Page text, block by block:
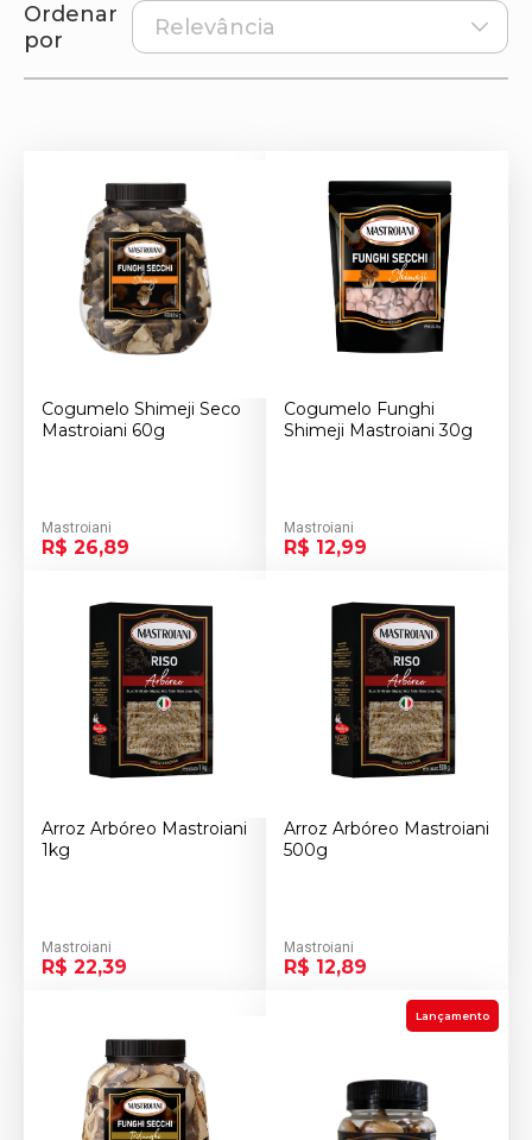
Ordenar
por
Cogumelo Shimeji Seco
Mastroiani 60g
Mastroiani
R$ 26,89
Cogumelo Funghi
Shimeji Mastroiani 30g
Mastroiani
R$ 12,99
Arroz Arbóreo Mastroiani
1kg
Mastroiani
R$ 22,39
Arroz Arbóreo Mastroiani
500g
Mastroiani
R$ 12,89
Lançamento